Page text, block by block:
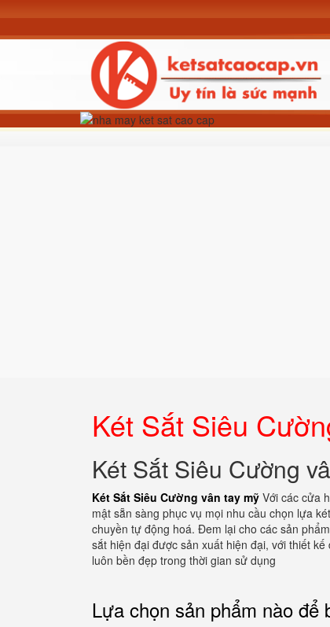
Két Sắt Siêu
Két Sắt Siêu Cường
Két Sắt Siêu Cường vân tay mỹ Với các cửa
mật sẵn sàng phục vụ mọi nhu cầu chọn lựa
chuyền tự động hoá. Đem lại cho các sản
sắt hiện đại được sản xuất hiện đại, với thiết
luôn bền đẹp trong thời gian sử dụng
Lựa chọn sản phẩm nào để